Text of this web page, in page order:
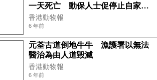
一天死亡 動保人士促停止自家繁
殖野生動物
香港動物報
6 年前
元荃古道倒地牛牛 漁護署以無法
醫治為由人道毀滅
香港動物報
6 年前